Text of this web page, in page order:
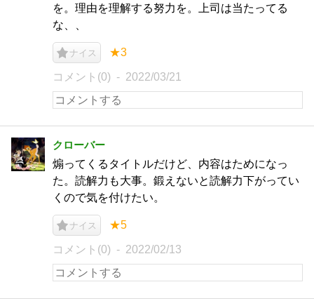
を。理由を理解する努力を。上司は当たってる
な、、
ナイス ★3
コメント(0) 2022/03/21
クローバー
煽ってくるタイトルだけど、内容はためになっ
た。読解力も大事。鍛えないと読解力下がってい
くので気を付けたい。
ナイス ★5
コメント(0) 2022/02/13